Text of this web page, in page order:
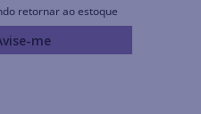
retornar ao estoque
me